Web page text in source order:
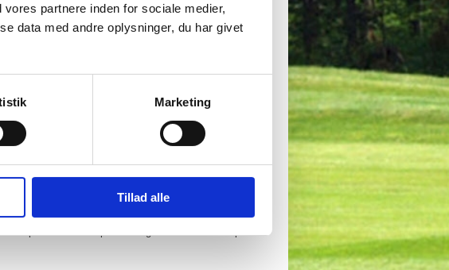
partnere inden for sociale medier,
data med andre oplysninger, du har givet
Marketing
Tillad alle
på ved at kontakte kontoret. Der skal betales for
20 pladser. Er alle pladser taget kan du komme på